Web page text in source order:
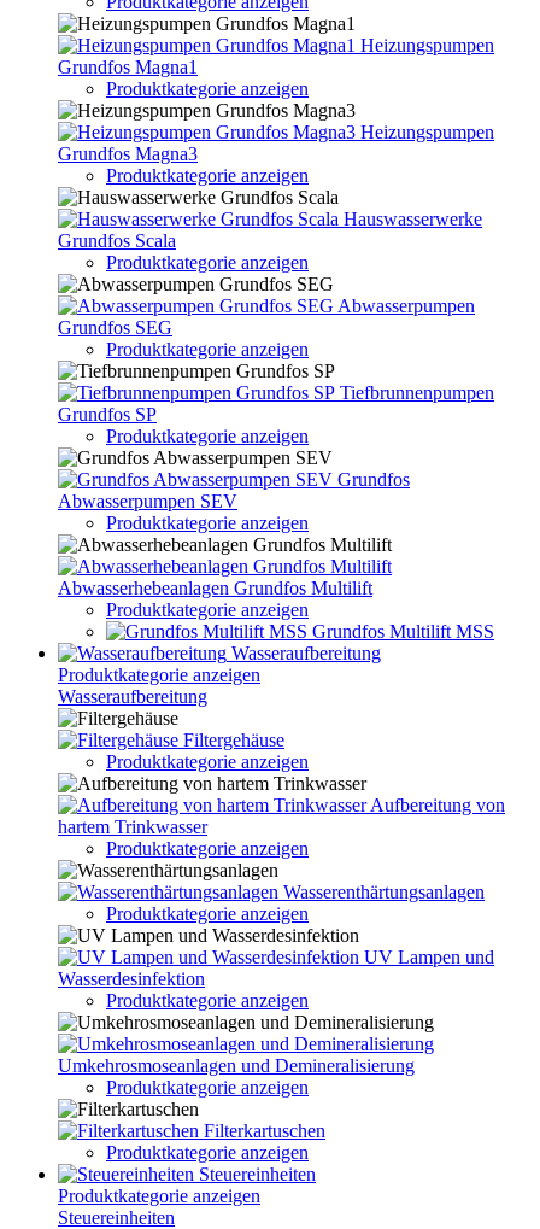
Heizungspumpen
Grundfos Magna1
Produktkategorie anzeigen
Heizungspumpen
Grundfos Magna3
Produktkategorie anzeigen
Hauswasserwerke
Grundfos Scala
Produktkategorie anzeigen
Abwasserpumpen
Grundfos SEG
Produktkategorie anzeigen
Tiefbrunnenpumpen
Grundfos SP
Produktkategorie anzeigen
Grundfos
Abwasserpumpen SEV
Produktkategorie anzeigen
Abwasserhebeanlagen Grundfos Multilift
Produktkategorie anzeigen
Grundfos Multilift MSS
Wasseraufbereitung
Produktkategorie anzeigen
Wasseraufbereitung
Filtergehäuse
Produktkategorie anzeigen
Aufbereitung von
hartem Trinkwasser
Produktkategorie anzeigen
Wasserenthärtungsanlagen
Produktkategorie anzeigen
UV Lampen und
Wasserdesinfektion
Produktkategorie anzeigen
Umkehrosmoseanlagen und Demineralisierung
Produktkategorie anzeigen
Filterkartuschen
Produktkategorie anzeigen
Steuereinheiten
Produktkategorie anzeigen
Steuereinheiten